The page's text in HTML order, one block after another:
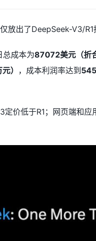
出了DeepSeek-V3/R1
成本为87072美元（折
） ，成本利润率达到
价低于R1；网页端和